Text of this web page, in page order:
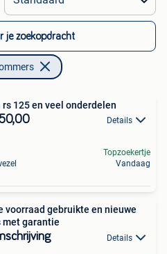
je zoekopdracht
125 en veel onderdelen
Details
Topzoekertje
Vandaag
voorraad gebruikte en nieuwe
met garantie
Details